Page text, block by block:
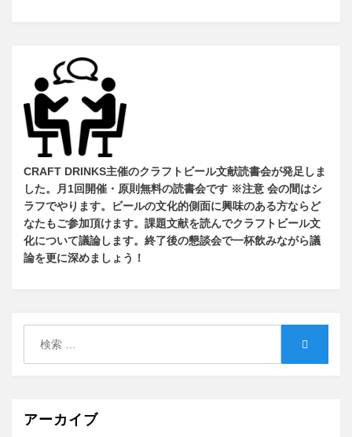
CRAFT DRINKS主催のクラフトビール文献読書会が発足しま
した。
月1回開催・原則無料の読書会です ※注意 会の間はシ
ラフでやります。
ビールの文化的側面に興味のある方ならど
なたもご参加頂けます。 課題文献を読んでクラフトビール文
化について議論します。 終了後の懇談会で一杯飲みながら議
論を更に深めましょう！
アーカイブ